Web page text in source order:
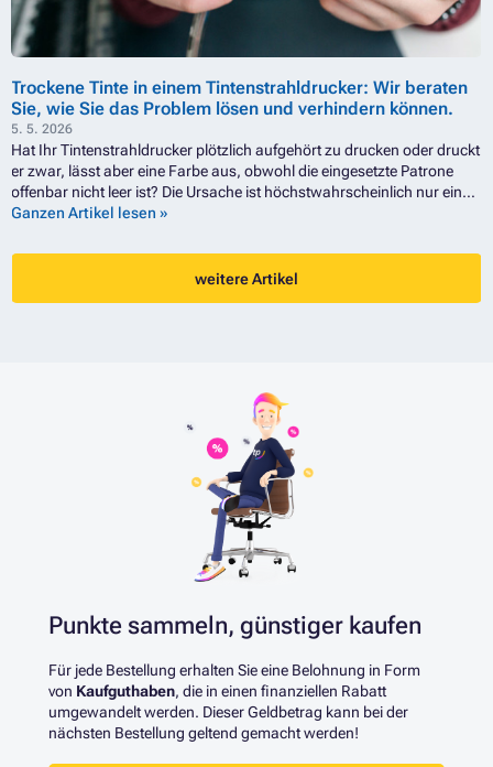
Punkte sammeln, günstiger kaufen
Für jede Bestellung erhalten Sie eine Belohnung in Form
von Kaufguthaben, die in einen finanziellen Rabatt
umgewandelt werden. Dieser Geldbetrag kann bei der
nächsten Bestellung geltend gemacht werden!
Trockene Tinte in einem Tintenstrahldrucker: Wir beraten
Sie, wie Sie das Problem lösen und verhindern können.
5. 5. 2026
Hat Ihr Tintenstrahldrucker plötzlich aufgehört zu drucken oder druckt
er zwar, lässt aber eine Farbe aus, obwohl die eingesetzte Patrone
offenbar nicht leer ist? Die Ursache ist höchstwahrscheinlich nur eine
einzige – nämlich eingetrocknete Tinte. Wenn Sie wissen möchten,
vermeiden kann und wie man es beheben kann, wenn es doch einmal
auftritt, sind Sie hier genau richtig. In den folgenden Zeilen geben wir
Ihnen nämlich Antworten auf all diese Fragen.
Ganzen Artikel lesen »
weitere Artikel